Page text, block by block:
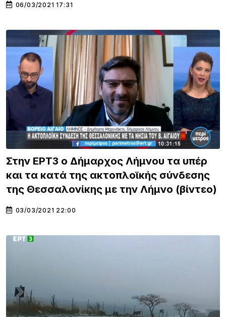
06/03/2021 17:31
Στην ΕΡΤ3 ο Δήμαρχος Λήμνου τα υπέρ
και τα κατά της ακτοπλοϊκής σύνδεσης
της Θεσσαλονίκης με την Λήμνο (βίντεο)
03/03/2021 22:00